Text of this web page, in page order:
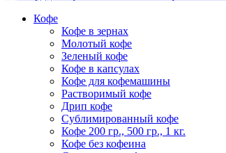
Кофе
Кофе в зернах
Молотый кофе
Зеленый кофе
Кофе в капсулах
Кофе для кофемашины
Растворимый кофе
Дрип кофе
Сублимированный кофе
Кофе 200 гр., 500 гр., 1 кг.
Кофе без кофеина